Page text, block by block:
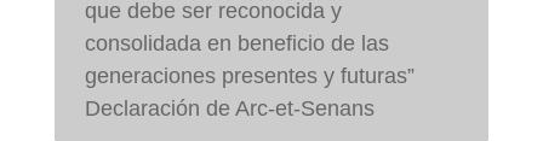
que debe ser reconocida y
consolidada en beneficio de las
generaciones presentes y futuras”
Declaración de Arc-et-Senans